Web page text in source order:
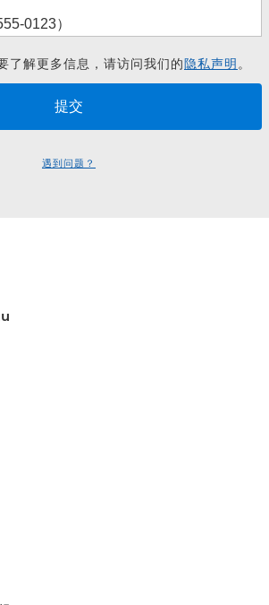
了解更多信息，请访问我们的隐私声明。
遇到问题？